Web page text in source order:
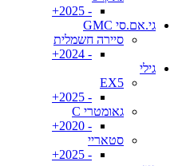
- 2025+
גי.אם.סי GMC
סיירה חשמלית
- 2024+
גילי
EX5
- 2025+
גאומטרי C
- 2020+
סטאריי
- 2025+